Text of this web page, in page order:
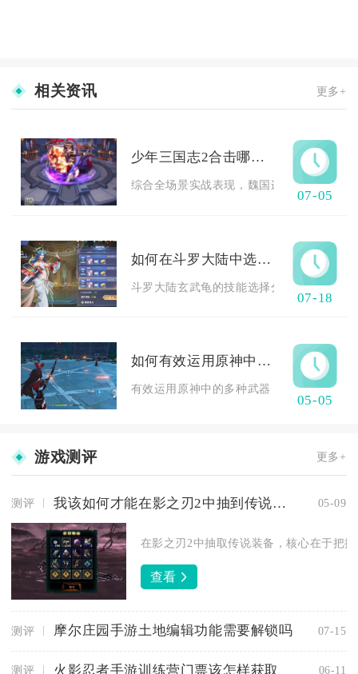
相关资讯 更多+
少年三国志2合击哪个阵容更稳定
综合全场景实战表现，魏国连环控制合击
07-05
如何在斗罗大陆中选择玄武龟技能
斗罗大陆玄武龟的技能选择分为纯守护坦
07-18
如何有效运用原神中的多种武器
有效运用原神中的多种武器，核心是先匹
05-05
游戏测评 更多+
测评 我该如何才能在影之刃2中抽到传说装备 05-09
在影之刃2中抽取传说装备，核心在于把
查看
测评 摩尔庄园手游土地编辑功能需要解锁吗 07-15
测评 火影忍者手游训练营门票该怎样获取 06-11